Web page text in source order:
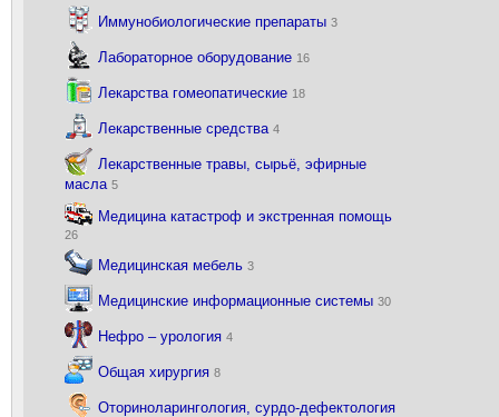
Иммунобиологические препараты 3
Лабораторное оборудование 16
Лекарства гомеопатические 18
Лекарственные средства 4
Лекарственные травы, сырьё, эфирные
масла 5
Медицина катастроф и экстренная помощь
26
Медицинская мебель 3
Медицинские информационные системы 30
Нефро – урология 4
Общая хирургия 8
Оториноларингология, сурдо-дефектология